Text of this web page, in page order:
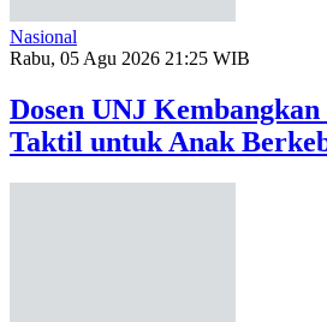
Nasional
Rabu, 05 Agu 2026 21:25 WIB
Dosen UNJ
Taktil untuk Anak